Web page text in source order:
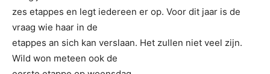
zes etappes en legt iedereen er op. Voor dit jaar is de
vraag wie haar in de
etappes an sich kan verslaan. Het zullen niet veel zijn.
Wild won meteen ook de